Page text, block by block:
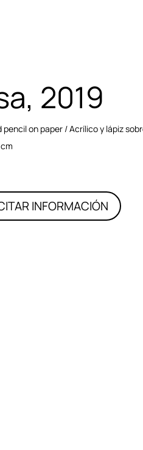
2019
pencil on paper / Acrílico y lápiz
INFORMACIÓN